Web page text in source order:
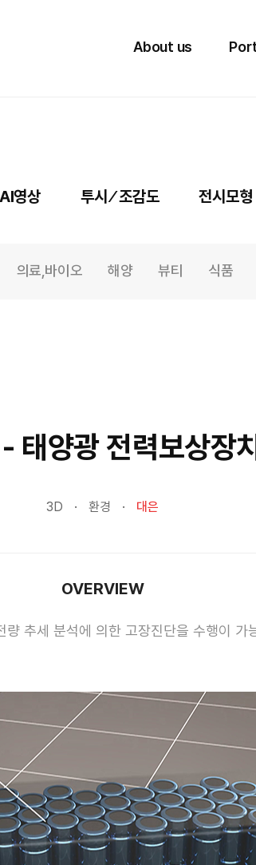
About us
AI영상 투시 ⁄ 조감도 전시모형
의료,바이오 해양 뷰티 식품
태양광 전력보상장치
3D 환경 대은
OVERVIEW
추세 분석에 의한 고장진단을 수행이